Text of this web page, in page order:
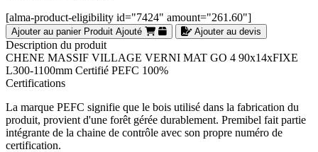
[alma-product-eligibility id="7424" amount="261.60"]
Ajouter au panier Produit Ajouté Ajouter au devis
Description du produit
CHENE MASSIF VILLAGE VERNI MAT GO 4 90x14xFIXE
L300-1100mm Certifié PEFC 100%
Certifications
La marque PEFC signifie que le bois utilisé dans la fabrication du
produit, provient d'une forêt gérée durablement. Premibel fait partie
intégrante de la chaine de contrôle avec son propre numéro de
certification.